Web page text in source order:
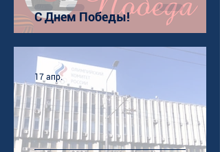
С Днем Победы!
17 апр.